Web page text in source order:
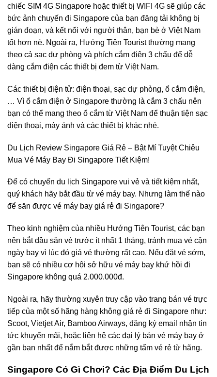
chiếc SIM 4G Singapore hoặc thiết bị WIFI 4G sẽ giúp các
bức ảnh chuyến đi Singapore của bạn đăng tải không bị
gián đoạn, và kết nối với người thân, bạn bè ở Việt Nam
tốt hơn nè. Ngoài ra, Hướng Tiên Tourist thường mang
theo cả sạc dự phòng và phích cắm điện 3 chấu để dễ
dàng cắm điện các thiết bị đem từ Việt Nam.
Các thiết bị điện tử: điện thoại, sạc dự phòng, ổ cắm điện,
… Vì ổ cắm điện ở Singapore thường là cắm 3 chấu nên
bạn có thể mang theo ổ cắm từ Việt Nam để thuận tiện sạc
điện thoại, máy ảnh và các thiết bị khác nhé.
Du Lịch Review Singapore Giá Rẻ – Bật Mí Tuyệt Chiêu
Mua Vé Máy Bay Đi Singapore Tiết Kiệm!
Để có chuyến du lịch Singapore vui vẻ và tiết kiệm nhất,
quý khách hãy bắt đầu từ vé máy bay. Nhưng làm thế nào
để săn được vé máy bay giá rẻ đi Singapore?
Theo kinh nghiệm của nhiều Hướng Tiên Tourist, các bạn
nên bắt đầu săn vé trước ít nhất 1 tháng, tránh mua vé cận
ngày bay vì lúc đó giá vé thường rất cao. Nếu đặt vé sớm,
bạn sẽ có nhiều cơ hội sở hữu vé máy bay khứ hồi đi
Singapore không quá 2.000.000đ.
Ngoài ra, hãy thường xuyên truy cập vào trang bán vé trực
tiếp của một số hãng hàng không giá rẻ đi Singapore như:
Scoot, Vietjet Air, Bamboo Airways, đăng ký email nhận tin
tức khuyến mãi, hoặc liên hệ các đại lý bán vé máy bay ở
gần bạn nhất để nắm bắt được những tấm vé rẻ từ hãng.
Singapore Có Gì Chơi? Các Địa Điểm Du Lịch